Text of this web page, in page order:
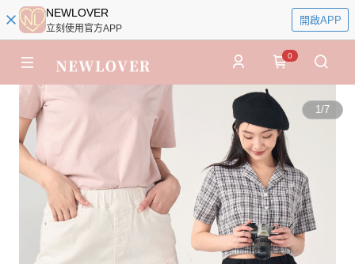
NEWLOVER
立刻使用官方APP
開啟APP
0
1/7